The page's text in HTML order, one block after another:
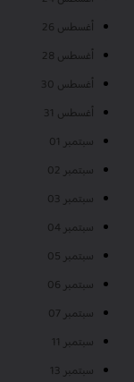
أغسطس 26
أغسطس 28
أغسطس 30
أغسطس 31
سبتمبر 01
سبتمبر 02
سبتمبر 03
سبتمبر 04
سبتمبر 05
سبتمبر 06
سبتمبر 07
سبتمبر 11
سبتمبر 13